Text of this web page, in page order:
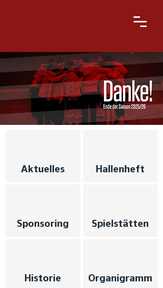
Aktuelles
Sponsoring
Historie
Hallenheft
Spielstätten
Organigramm